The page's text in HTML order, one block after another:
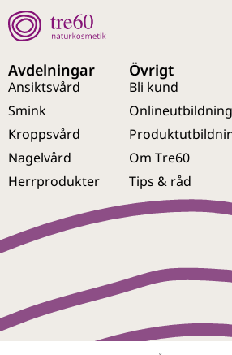
Avdelningar
Ansiktsvård
Smink
Kroppsvård
Nagelvård
Herrprodukter
Övrigt
Bli kund
Om Tre60
Tips & råd